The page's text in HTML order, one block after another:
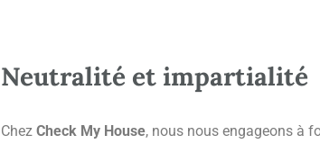
Neutralité et impartialité
Chez Check My House, nous nous engageons à